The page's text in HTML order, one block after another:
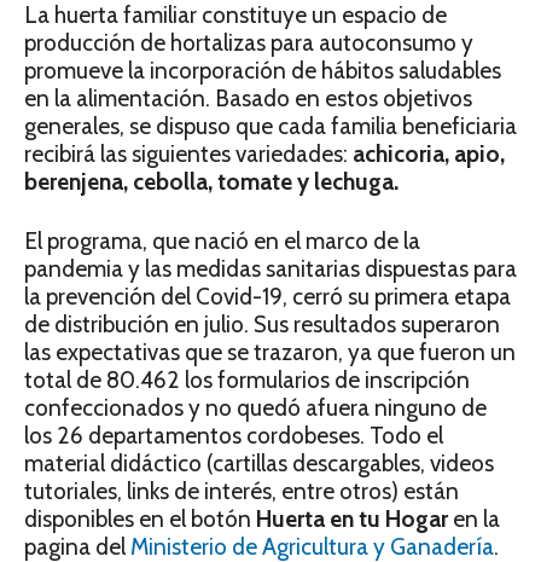
La huerta familiar constituye un espacio de
producción de hortalizas para autoconsumo y
promueve la incorporación de hábitos saludables
en la alimentación. Basado en estos objetivos
generales, se dispuso que cada familia beneficiaria
recibirá las siguientes variedades: achicoria, apio,
berenjena, cebolla, tomate y lechuga.
El programa, que nació en el marco de la
pandemia y las medidas sanitarias dispuestas para
la prevención del Covid-19, cerró su primera etapa
de distribución en julio. Sus resultados superaron
las expectativas que se trazaron, ya que fueron un
total de 80.462 los formularios de inscripción
confeccionados y no quedó afuera ninguno de
los 26 departamentos cordobeses. Todo el
material didáctico (cartillas descargables, videos
tutoriales, links de interés, entre otros) están
disponibles en el botón Huerta en tu Hogaren la
pagina del Ministerio de Agricultura y Ganadería.